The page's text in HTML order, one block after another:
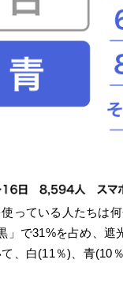
っている人たちは
」で31%を占め、
、白(11％)、青(10